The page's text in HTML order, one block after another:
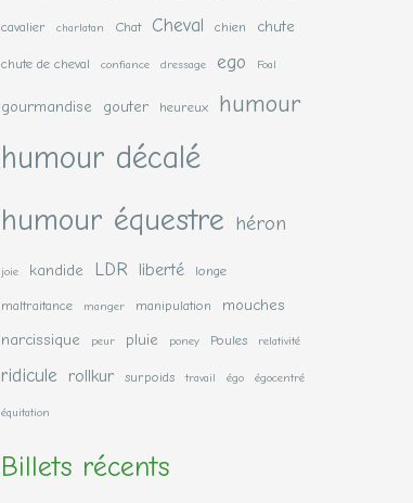
cavalier charlatan Chat Cheval chien chute
chute de cheval confiance dressage ego Foal
gourmandise gouter heureux humour
humour décalé
humour équestre héron
joie kandide LDR liberté longe
maltraitance manger manipulation
mouches
narcissique
peur pluie poney Poules relativité
ridicule rollkur surpoids travail égo égocentré
équitation
Billets récents